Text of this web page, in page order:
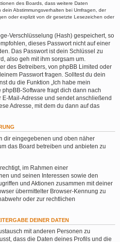
des Boards, dass weitere Daten
Abstimmungsverhalten bei Umfragen, der
oder explizit von dir gesetzte Lesezeichen oder
Verschlüsselung (Hash) gespeichert, so
dieses Passwort nicht auf einer
Das Passwort ist dein Schlüssel zu
also geh mit ihm sorgsam um.
des Betreibers, von phpBB Limited oder
Passwort fragen. Solltest du dein
du die Funktion „Ich habe mein
phpBB-Software fragt dich dann nach
Mail-Adresse und sendet anschließend
Adresse, mit dem du dann auf das
dir eingegebenen und oben näher
das Board betreiben und anbieten zu
im Rahmen einer
und seinen Interessen sowie den
und Aktionen zusammen mit deiner
übermittelter Browser-Kennung zu
oder zur rechtlichen
DEINER DATEN
mit anderen Personen zu
dass die Daten deines Profils und die